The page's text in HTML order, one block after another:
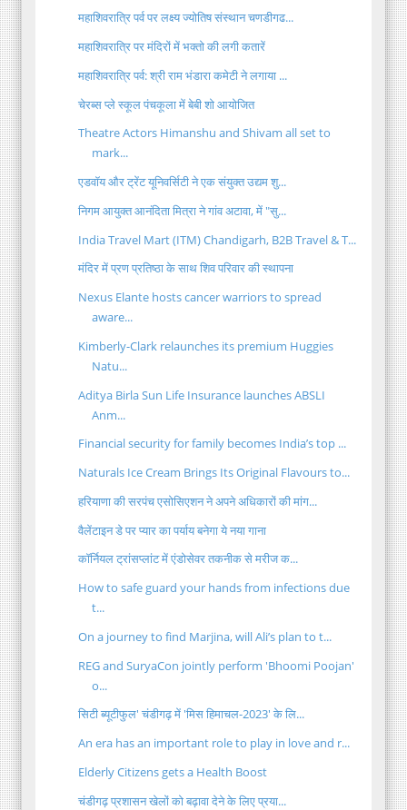
महाशिवरात्रि पर्व पर लक्ष्य ज्योतिष संस्थान चणडीगढ...
महाशिवरात्रि पर मंदिरों में भक्तो की लगी कतारें
महाशिवरात्रि पर्व: श्री राम भंडारा कमेटी ने लगाया ...
चेरब्स प्ले स्कूल पंचकूला में बेबी शो आयोजित
Theatre Actors Himanshu and Shivam all set to
mark...
एडवॉय और ट्रेंट यूनिवर्सिटी ने एक संयुक्त उद्यम शु...
निगम आयुक्त आनंदिता मित्रा ने गांव अटावा, में "सु...
India Travel Mart (ITM) Chandigarh, B2B Travel & T...
मंदिर में प्रण प्रतिष्ठा के साथ शिव परिवार की स्थापना
Nexus Elante hosts cancer warriors to spread
aware...
Kimberly-Clark relaunches its premium Huggies
Natu...
Aditya Birla Sun Life Insurance launches ABSLI
Anm...
Financial security for family becomes India’s top ...
Naturals Ice Cream Brings Its Original Flavours to...
हरियाणा की सरपंच एसोसिएशन ने अपने अधिकारों की मांग...
वैलेंटाइन डे पर प्यार का पर्याय बनेगा ये नया गाना
कॉर्नियल ट्रांसप्लांट में एंडोसेवर तकनीक से मरीज क...
How to safe guard your hands from infections due
t...
On a journey to find Marjina, will Ali’s plan to t...
REG and SuryaCon jointly perform 'Bhoomi Poojan'
o...
सिटी ब्यूटीफुल' चंडीगढ़ में 'मिस हिमाचल-2023' के लि...
An era has an important role to play in love and r...
Elderly Citizens gets a Health Boost
चंडीगढ़ प्रशासन खेलों को बढ़ावा देने के लिए प्रया...